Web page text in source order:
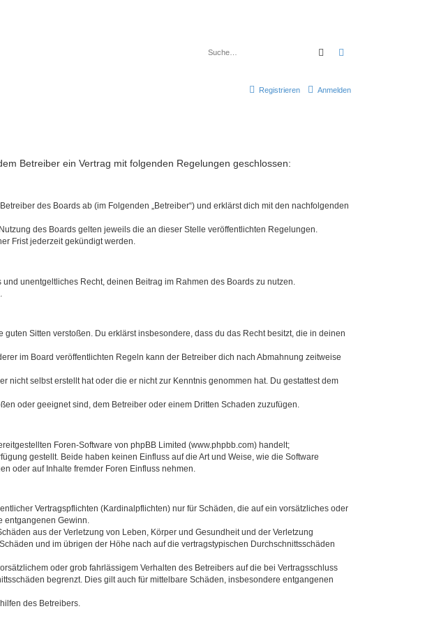
Suche
Anmelden
Registrieren
Betreiber ein Vertrag mit folgenden Regelungen geschlossen:
des Boards ab (im Folgenden „Betreiber“) und erklärst dich mit den nachfolgenden
des Boards gelten jeweils die an dieser Stelle veröffentlichten Regelungen.
Frist jederzeit gekündigt werden.
unentgeltliches Recht, deinen Beitrag im Rahmen des Boards zu nutzen.
Sitten verstoßen. Du erklärst insbesondere, dass du das Recht besitzt, die in deinen
im Board veröffentlichten Regeln kann der Betreiber dich nach Abmahnung zeitweise
nicht selbst erstellt hat oder die er nicht zur Kenntnis genommen hat. Du gestattest dem
oder geeignet sind, dem Betreiber oder einem Dritten Schaden zuzufügen.
Foren-Software von phpBB Limited (www.phpbb.com) handelt;
gestellt. Beide haben keinen Einfluss auf die Art und Weise, wie die Software
oder auf Inhalte fremder Foren Einfluss nehmen.
Vertragspflichten (Kardinalpflichten) nur für Schäden, die auf ein vorsätzliches oder
entgangenen Gewinn.
aus der Verletzung von Leben, Körper und Gesundheit und der Verletzung
und im übrigen der Höhe nach auf die vertragstypischen Durchschnittsschäden
oder grob fahrlässigem Verhalten des Betreibers auf die bei Vertragsschluss
begrenzt. Dies gilt auch für mittelbare Schäden, insbesondere entgangenen
des Betreibers.